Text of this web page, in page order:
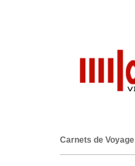
Carnets de Voyage